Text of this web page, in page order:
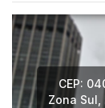
CEP:
Zona Sul